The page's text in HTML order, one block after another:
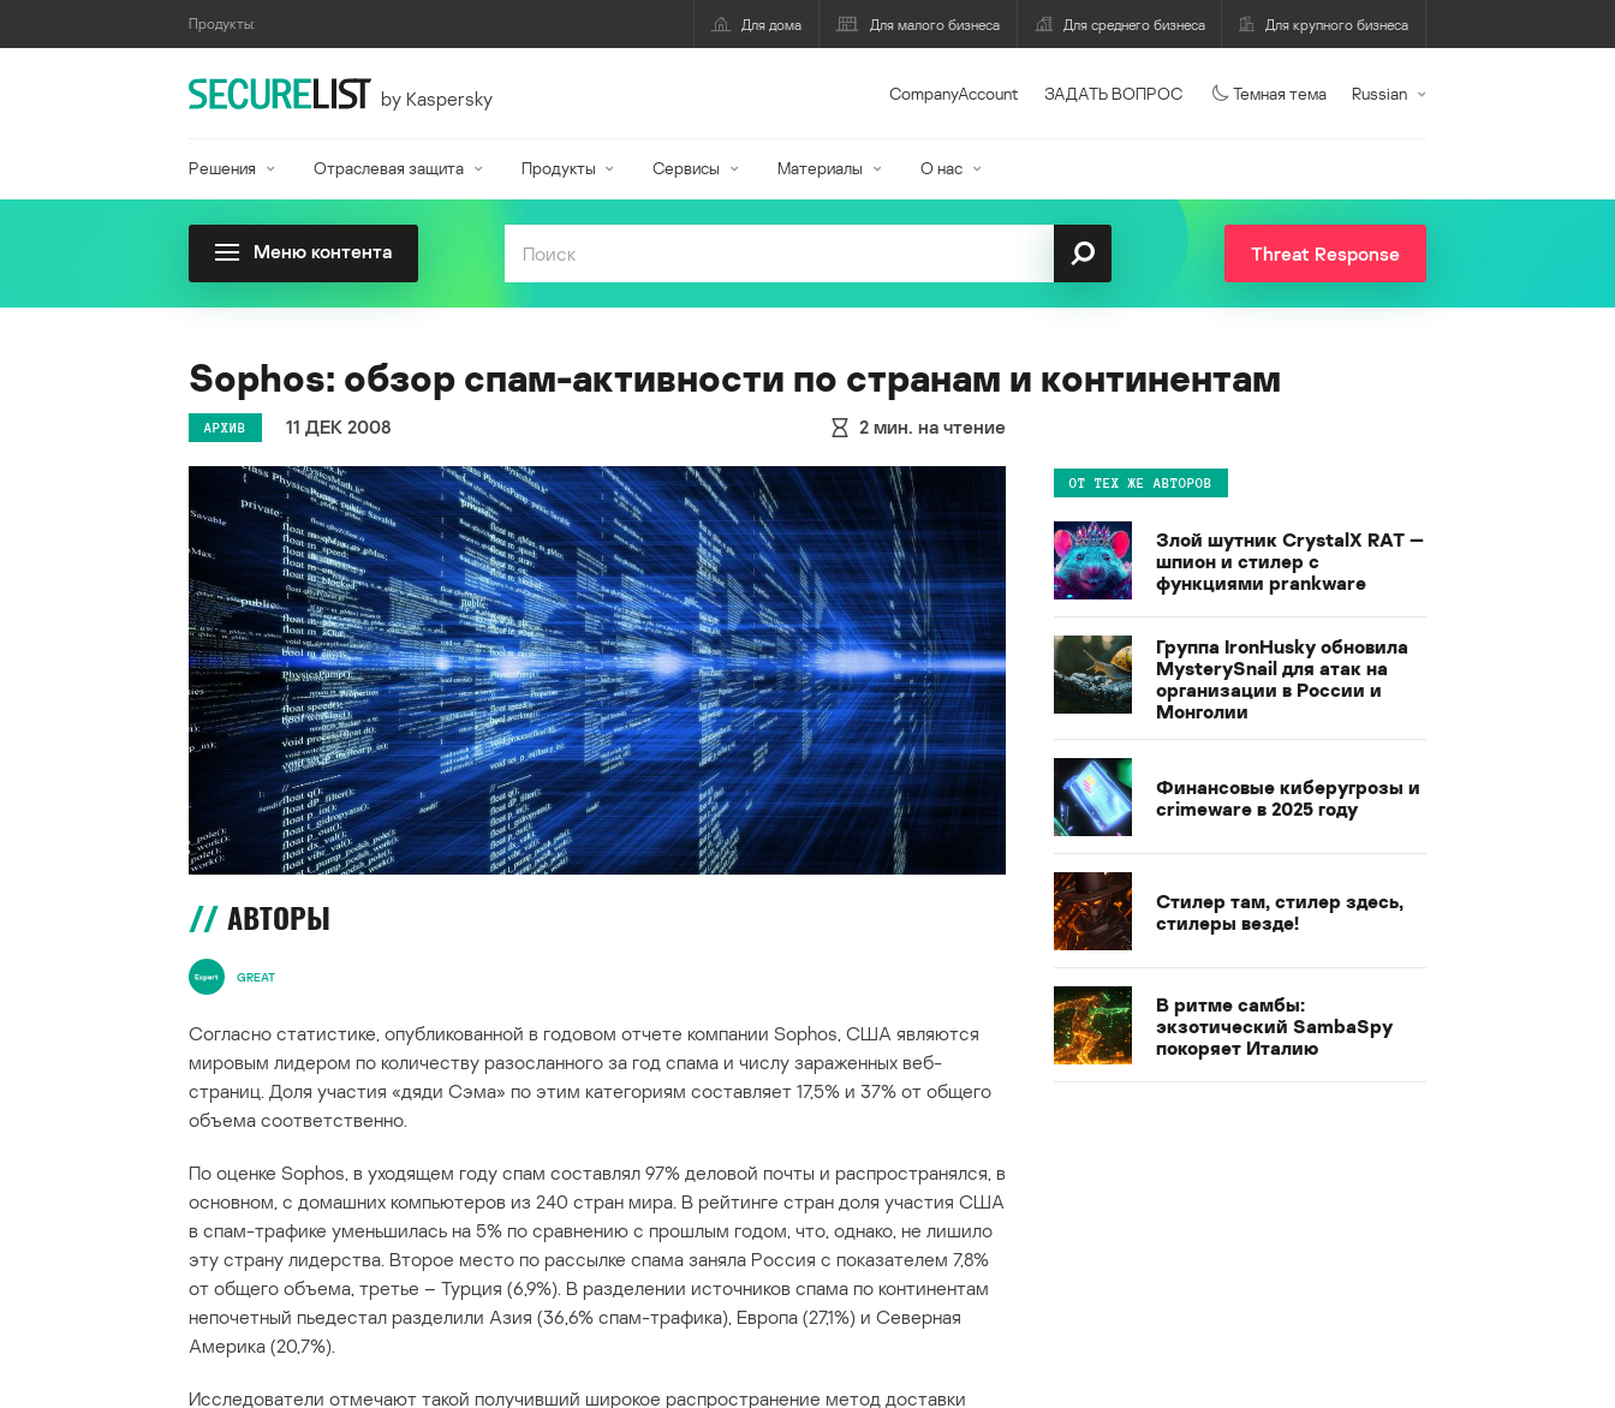
Продукты: Для дома Для малого бизнеса Для среднего бизнеса Для крупного бизнеса
by Kaspersky CompanyAccount ЗАДАТЬ ВОПРОС Темная тема Russian
Решения Отраслевая защита Продукты Сервисы Материалы О нас
Меню контента Threat Response
Sophos: обзор спам-активности по странам и континентам
АРХИВ 11 ДЕК 2008 2 мин. на чтение
АВТОРЫ
GREAT
Согласно статистике, опубликованной в годовом отчете компании Sophos, США являются
мировым лидером по количеству разосланного за год спама и числу зараженных веб-
страниц. Доля участия «дяди Сэма» по этим категориям составляет 17,5% и 37% от общего
объема соответственно.
По оценке Sophos, в уходящем году спам составлял 97% деловой почты и распространялся, в
основном, с домашних компьютеров из 240 стран мира. В рейтинге стран доля участия США
в спам-трафике уменьшилась на 5% по сравнению с прошлым годом, что, однако, не лишило
эту страну лидерства. Второе место по рассылке спама заняла Россия с показателем 7,8%
от общего объема, третье – Турция (6,9%). В разделении источников спама по континентам
непочетный пьедестал разделили Азия (36,6% спам-трафика), Европа (27,1%) и Северная
Америка (20,7%).
Исследователи отмечают такой получивший широкое распространение метод доставки
ОТ ТЕХ ЖЕ АВТОРОВ
Злой шутник CrystalX RAT —
шпион и стилер с
функциями prankware
Группа IronHusky обновила
MysterySnail для атак на
организации в России и
Монголии
Финансовые киберугрозы и
crimeware в 2025 году
Стилер там, стилер здесь,
стилеры везде!
В ритме самбы:
экзотический SambaSpy
покоряет Италию